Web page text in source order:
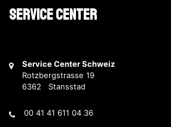
Service Center
Service Center Schweiz
Rotzbergstrasse 19
6362 Stansstad
00 41 41 611 04 36